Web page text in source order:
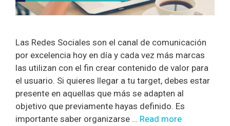
Las Redes Sociales son el canal de comunicación
por excelencia hoy en día y cada vez más marcas
las utilizan con el fin crear contenido de valor para
el usuario. Si quieres llegar a tu target, debes estar
presente en aquellas que más se adapten al
objetivo que previamente hayas definido. Es
importante saber organizarse … Read more